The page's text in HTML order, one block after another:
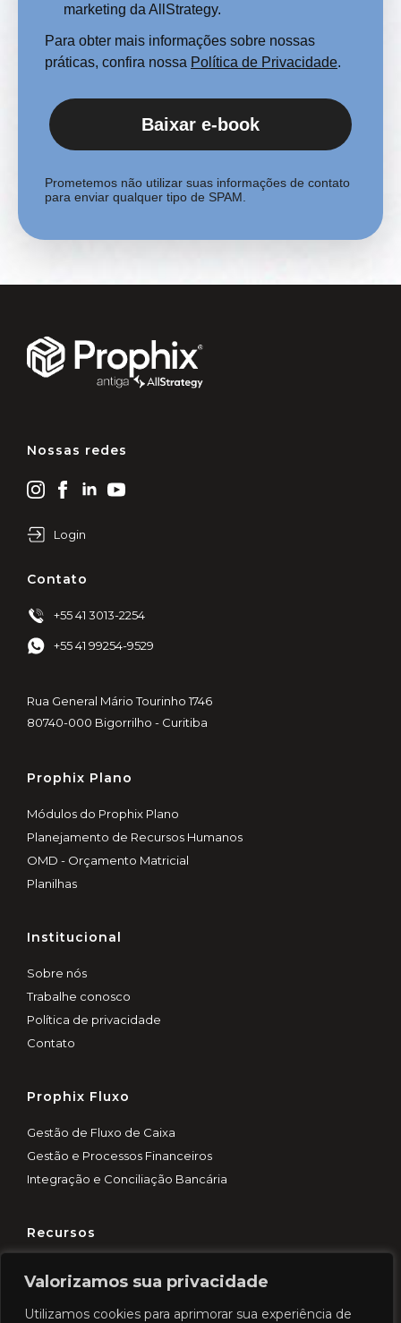
Valorizamos sua privacidade
Utilizamos cookies para aprimorar sua experiência de
marketing da AllStrategy.
Para obter mais informações sobre nossas
práticas, confira nossa Política de Privacidade.
Baixar e-book
Prometemos não utilizar suas informações de contato
para enviar qualquer tipo de SPAM.
Nossas redes
Login
Contato
+55 41 3013-2254
+55 41 99254-9529
Rua General Mário Tourinho 1746
80740-000 Bigorrilho - Curitiba
Prophix Plano
Módulos do Prophix Plano
Planejamento de Recursos Humanos
OMD - Orçamento Matricial
Planilhas
Institucional
Sobre nós
Trabalhe conosco
Política de privacidade
Contato
Prophix Fluxo
Gestão de Fluxo de Caixa
Gestão e Processos Financeiros
Integração e Conciliação Bancária
Recursos
Blog
Demo rápida